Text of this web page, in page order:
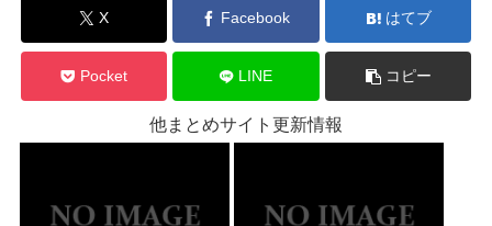
X Facebook はてブ
Pocket LINE コピー
他まとめサイト更新情報